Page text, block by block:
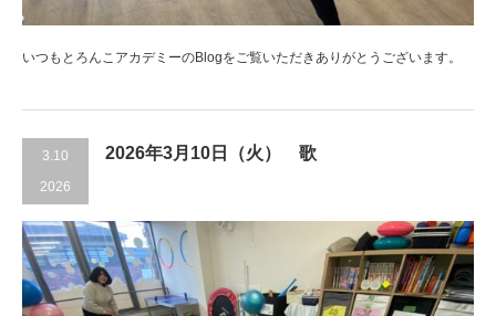
いつもとろんこアカデミーのBlogをご覧いただきありがとうございます。
3.10
2026
2026年3月10日（火） 歌